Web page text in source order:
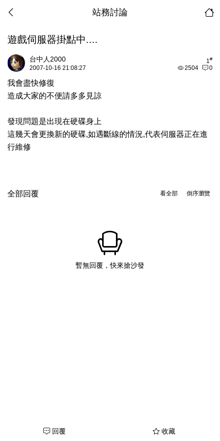
站務討論
遊戲伺服器掛點中....
1#
台中人2000
2504 0
2007-10-16 21:08:27
我會盡快修復
造成大家的不便請多多見諒
發現問題是出現在硬碟身上
這幾天會更換新的硬碟,如遇斷線的情況,代表伺服器正在進
行維修
倒序瀏覽
看全部
全部回覆
暫無回覆，快來搶沙發
回覆 收藏